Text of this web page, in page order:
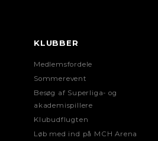
KLUBBER
Medlemsfordele
Sommerevent
Besøg af Superliga- og
akademispillere
Klubudflugten
Løb med ind på MCH Arena